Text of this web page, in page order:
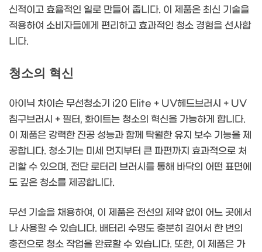
신적이고 효율적인 일로 만들어 줍니다. 이 제품은 최신 기술을
적용하여 소비자들에게 편리하고 효과적인 청소 경험을 선사합
니다.
청소의 혁신
아이닉 차이슨 무선청소기 i20 Elite + UV헤드브러시 + UV
침구브러시 + 필터, 화이트는 청소의 혁신을 가능하게 합니다.
이 제품은 강력한 진공 성능과 함께 탁월한 유지 보수 기능을 제
공합니다. 청소기는 미세 먼지부터 큰 파편까지 효과적으로 처
리할 수 있으며, 전단 로터리 브러시를 통해 바닥의 어떤 표면에
도 깊은 청소를 제공합니다.
무선 기술을 채용하여, 이 제품은 전선의 제약 없이 어느 곳에서
나 사용할 수 있습니다. 배터리 수명도 충분히 길어서 한 번의
충전으로 청소 작업을 완료할 수 있습니다. 또한, 이 제품은 가